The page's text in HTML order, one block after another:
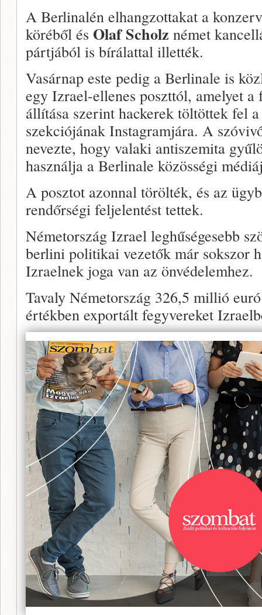
A Berlinalén elhangzottakat a
köréből és Olaf Scholz német
pártjából is bírálattal illették.
Vasárnap este pedig a Berlinale is
egy Izrael-ellenes poszttól, amelyet
állítása szerint hackerek töltöttek fel
szekciójának Instagramjára. A
nevezte, hogy valaki antiszemita
használja a Berlinale közösségi
A posztot azonnal törölték, és az
rendőrségi feljelentést tettek.
Németország Izrael leghűségesebb
berlini politikai vezetők már sokszor
Izraelnek joga van az önvédelemhez.
Tavaly Németország 326,5 millió
értékben exportált fegyvereket